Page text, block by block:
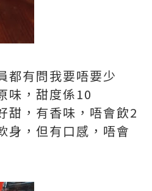
都有問我要唔要少
味，甜度係10
甜，有香味，唔會飲2
身，但有口感，唔會